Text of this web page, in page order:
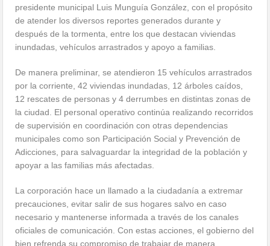
presidente municipal Luis Munguía González, con el propósito
de atender los diversos reportes generados durante y
después de la tormenta, entre los que destacan viviendas
inundadas, vehículos arrastrados y apoyo a familias.
De manera preliminar, se atendieron 15 vehículos arrastrados
por la corriente, 42 viviendas inundadas, 12 árboles caídos,
12 rescates de personas y 4 derrumbes en distintas zonas de
la ciudad. El personal operativo continúa realizando recorridos
de supervisión en coordinación con otras dependencias
municipales como son Participación Social y Prevención de
Adicciones, para salvaguardar la integridad de la población y
apoyar a las familias más afectadas.
La corporación hace un llamado a la ciudadanía a extremar
precauciones, evitar salir de sus hogares salvo en caso
necesario y mantenerse informada a través de los canales
oficiales de comunicación. Con estas acciones, el gobierno del
bien refrenda su compromiso de trabajar de manera